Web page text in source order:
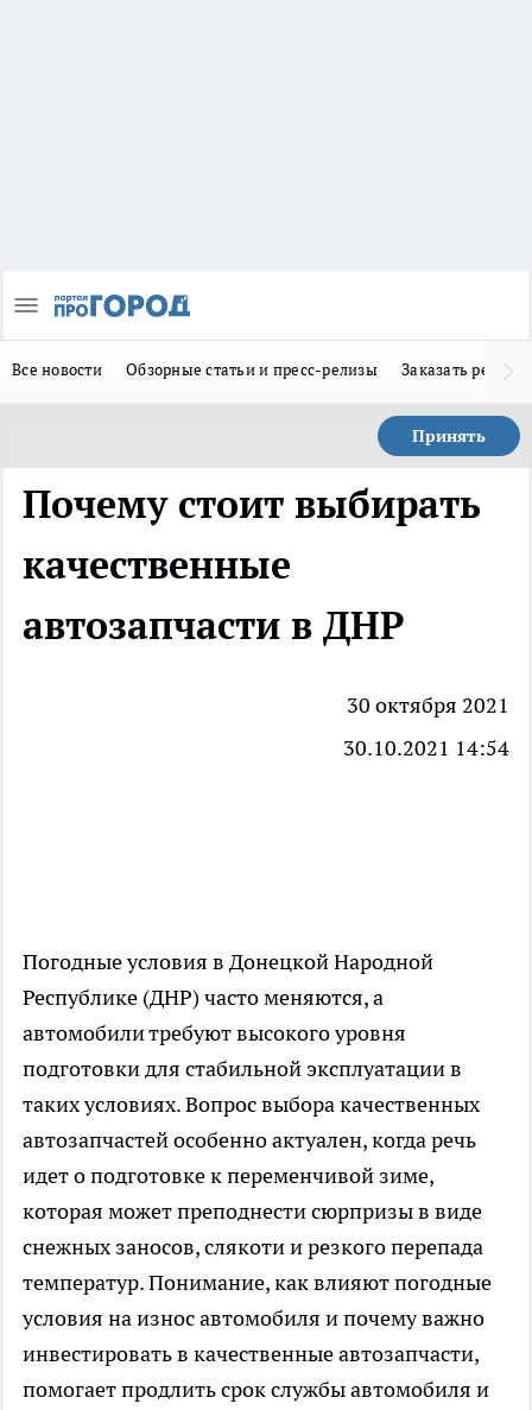
Все новости Обзорные статьи и пресс-релизы Заказать
Принять
Почему стоит выбирать
качественные
автозапчасти в ДНР
30 октября 2021
30.10.2021 14:54
Погодные условия в Донецкой Народной
Республике (ДНР) часто меняются, а
автомобили требуют высокого уровня
подготовки для стабильной эксплуатации в
таких условиях. Вопрос выбора качественных
автозапчастей особенно актуален, когда речь
идет о подготовке к переменчивой зиме,
которая может преподнести сюрпризы в виде
снежных заносов, слякоти и резкого перепада
температур. Понимание, как влияют погодные
условия на износ автомобиля и почему важно
инвестировать в качественные автозапчасти,
помогает продлить срок службы автомобиля и